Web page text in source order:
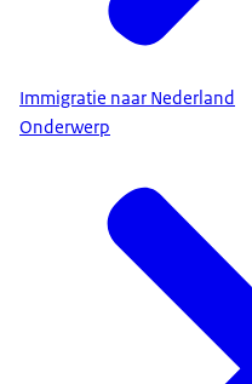
Immigratie naar Nederland
Onderwerp